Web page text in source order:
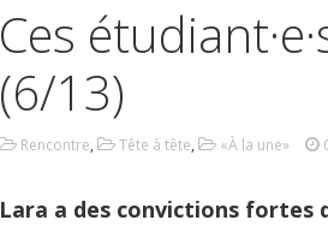
Ces
(6/13)
Rencontre, Tête à tête, «À la une»
Lara a des convictions fortes